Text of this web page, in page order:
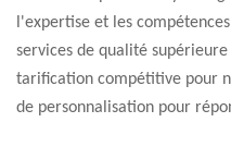
l'expertise et les
services de qualité
tarification compétitive pour
de personnalisation pour